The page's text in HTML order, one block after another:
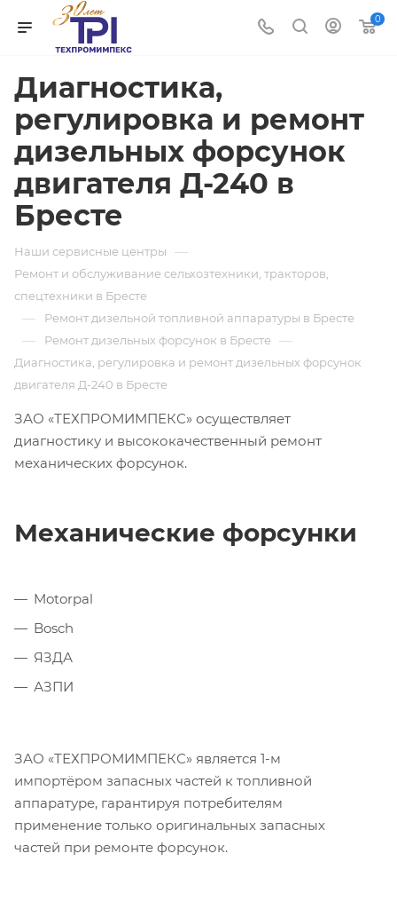
0
Диагностика,
регулировка и ремонт
дизельных форсунок
двигателя Д-240 в
Бресте
Наши сервисные центры —
Ремонт и обслуживание сельхозтехники, тракторов,
спецтехники в Бресте
— Ремонт дизельной топливной аппаратуры в Бресте
— Ремонт дизельных форсунок в Бресте —
Диагностика, регулировка и ремонт дизельных форсунок
двигателя Д-240 в Бресте
ЗАО «ТЕХПРОМИМПЕКС» осуществляет
диагностику и высококачественный ремонт
механических форсунок.
Механические форсунки
Motorpal
Bosch
ЯЗДА
АЗПИ
ЗАО «ТЕХПРОМИМПЕКС» является 1-м
импортёром запасных частей к топливной
аппаратуре, гарантируя потребителям
применение только оригинальных запасных
частей при ремонте форсунок.